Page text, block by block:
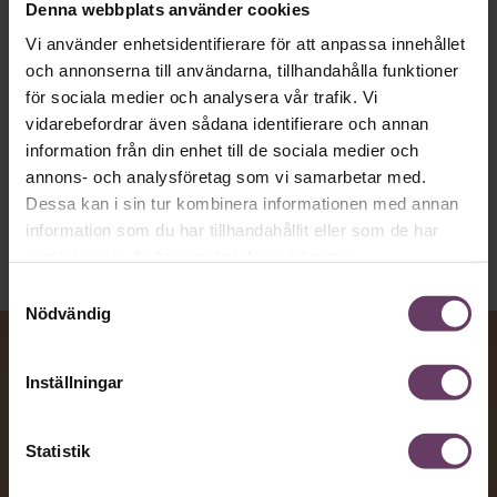
Denna webbplats använder cookies
Vi använder enhetsidentifierare för att anpassa innehållet
och annonserna till användarna, tillhandahålla funktioner
för sociala medier och analysera vår trafik. Vi
vidarebefordrar även sådana identifierare och annan
information från din enhet till de sociala medier och
annons- och analysföretag som vi samarbetar med.
Dessa kan i sin tur kombinera informationen med annan
information som du har tillhandahållit eller som de har
Nödvändig
Inställningar
Statistik
vägen för den som vill nå fram till
toppcheferna?
Kommunikation
Fredrik Kullberg
Publicerad2026-08-07